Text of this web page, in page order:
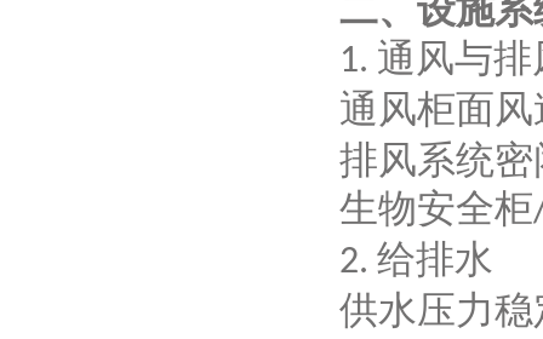
二、设施
1. 通风与排
通风柜面风
排风系统
生物安全柜
2. 给排水
供水压力